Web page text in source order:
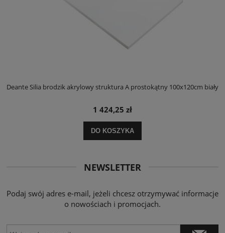
Deante Silia brodzik akrylowy struktura A prostokątny 100x120cm biały
1 424,25 zł
DO KOSZYKA
NEWSLETTER
Podaj swój adres e-mail, jeżeli chcesz otrzymywać informacje
o nowościach i promocjach.